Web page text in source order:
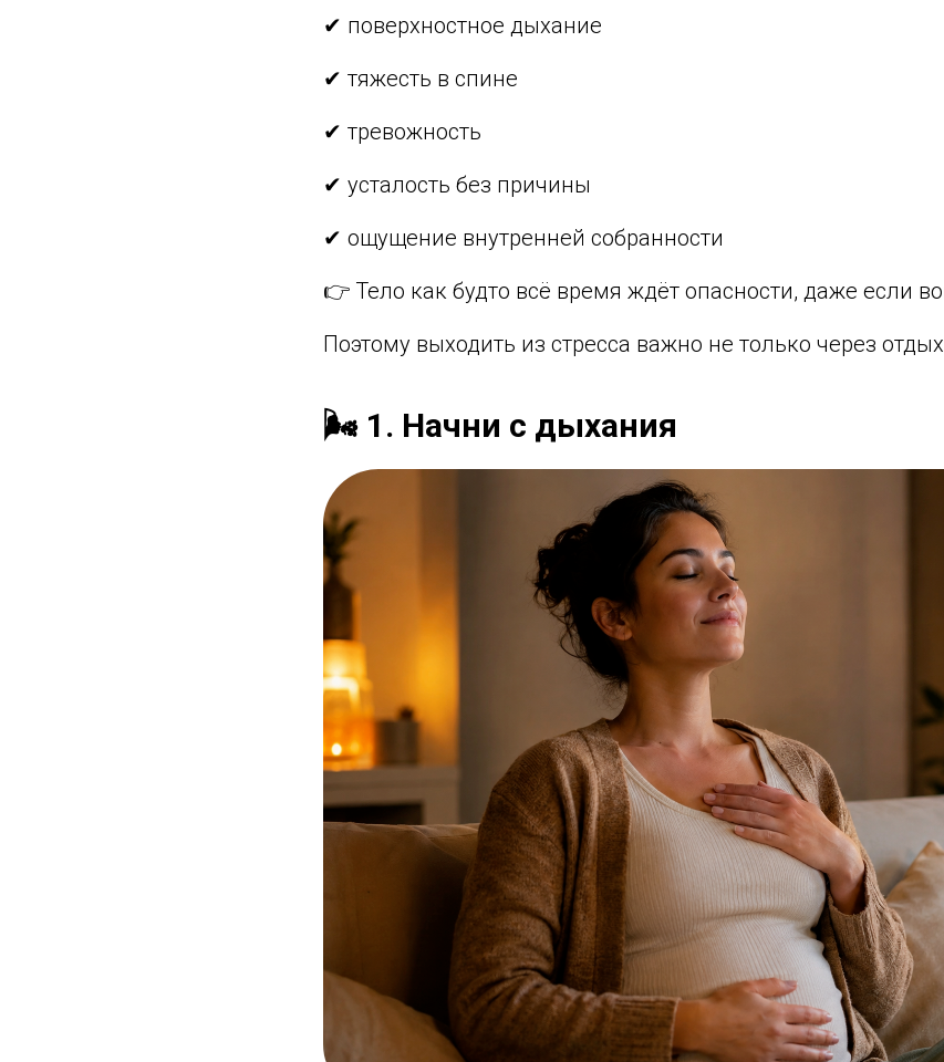
✔ поверхностное дыхание
✔ тяжесть в спине
✔ тревожность
✔ усталость без причины
✔ ощущение внутренней собранности
👉 Тело как будто всё время ждёт опасности, даже если
Поэтому выходить из стресса важно не только через
🌬️ 1. Начни с дыхания